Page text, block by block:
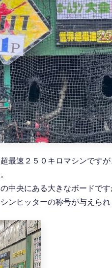
最速２５０キロマシンです
中央にある大きなボードで
ンヒッターの称号が与えら